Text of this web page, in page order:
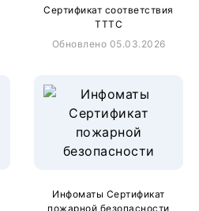
Сертификат соответствия
ТТТС
Обновлено 05.03.2026
Инфоматы Сертификат
пожарной безопасности